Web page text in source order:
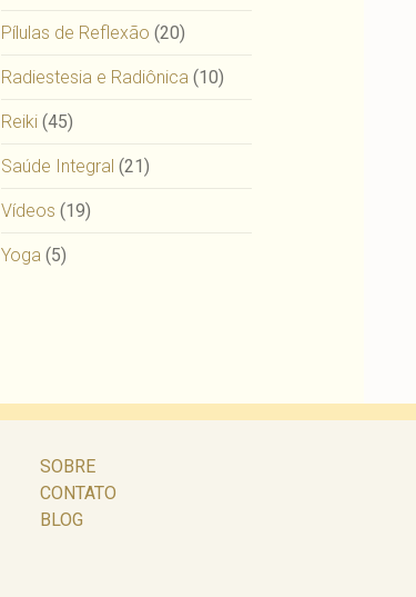
Pílulas de Reflexão (20)
Radiestesia e Radiônica (10)
Reiki (45)
Saúde Integral (21)
Vídeos (19)
Yoga (5)
SOBRE
CONTATO
BLOG